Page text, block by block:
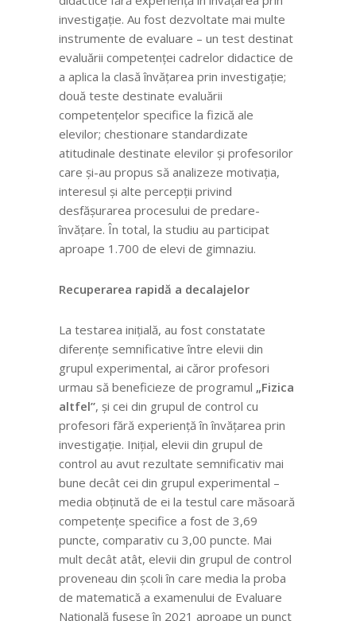
investigație. Au fost dezvoltate mai multe
instrumente de evaluare – un test destinat
evaluării competenței cadrelor didactice de
a aplica la clasă învățarea prin investigație;
două teste destinate evaluării
competențelor specifice la fizică ale
elevilor; chestionare standardizate
atitudinale destinate elevilor și profesorilor
care și-au propus să analizeze motivația,
interesul și alte percepții privind
desfășurarea procesului de predare-
învățare. În total, la studiu au participat
aproape 1.700 de elevi de gimnaziu.
Recuperarea rapidă a decalajelor
La testarea inițială, au fost constatate
diferențe semnificative între elevii din
grupul experimental, ai căror profesori
urmau să beneficieze de programul „Fizica
altfel”, și cei din grupul de control cu
profesori fără experiență în învățarea prin
investigație. Inițial, elevii din grupul de
control au avut rezultate semnificativ mai
bune decât cei din grupul experimental –
media obținută de ei la testul care măsoară
competențe specifice a fost de 3,69
puncte, comparativ cu 3,00 puncte. Mai
mult decât atât, elevii din grupul de control
proveneau din școli în care media la proba
de matematică a examenului de Evaluare
Națională fusese în 2021 aproape un punct